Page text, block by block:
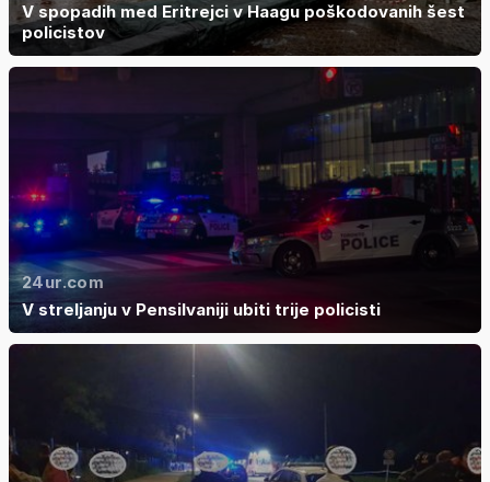
V spopadih med Eritrejci v Haagu poškodovanih šest
policistov
24ur.com
V streljanju v Pensilvaniji ubiti trije policisti